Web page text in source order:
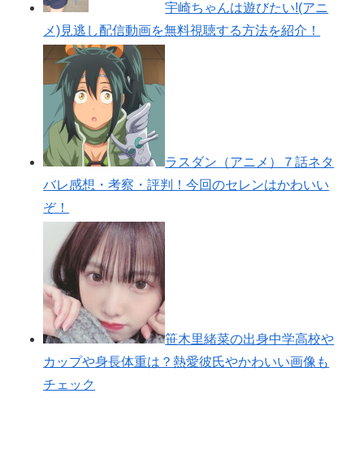
宇崎ちゃんは遊びたい!(アニ
メ)見逃し配信動画を無料視聴する方法を紹介！
ラスダン（アニメ）７話ネタ
バレ感想・考察・評判！今回のセレンはかわいい
ぞ！
笹木里緒菜の出身中学高校や
カップや身長体重は？熱愛彼氏やかわいい画像も
チェック